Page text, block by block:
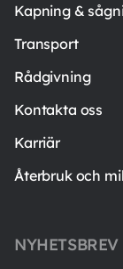
Kapning &
Transport
Rådgivning
Kontakta oss
Karriär
Återbruk och
NYHETSBREV